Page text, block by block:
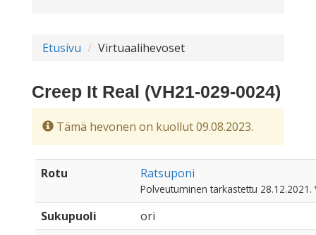
Etusivu Virtuaalihevoset
Creep It Real (VH21-029-0024)
Tämä hevonen on kuollut 09.08.2023.
Rotu Ratsuponi
Polveutuminen tarkastettu
Sukupuoli
ori